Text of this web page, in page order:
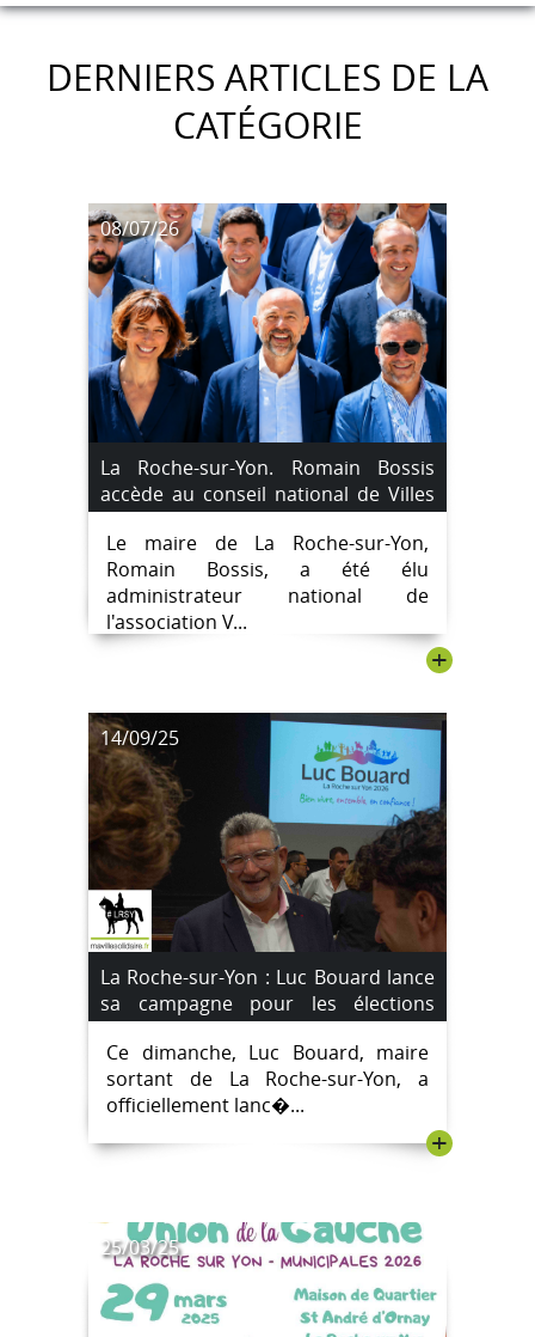
DERNIERS ARTICLES DE LA
CATÉGORIE
08/07/26
La Roche-sur-Yon. Romain Bossis
accède au conseil national de Villes
de France
Le maire de La Roche-sur-Yon,
Romain Bossis, a été élu
administrateur national de
l'association V...
+
14/09/25
La Roche-sur-Yon : Luc Bouard lance
sa campagne pour les élections
municipales de mars 2026
Ce dimanche, Luc Bouard, maire
sortant de La Roche-sur-Yon, a
officiellement lanc�...
+
25/03/25